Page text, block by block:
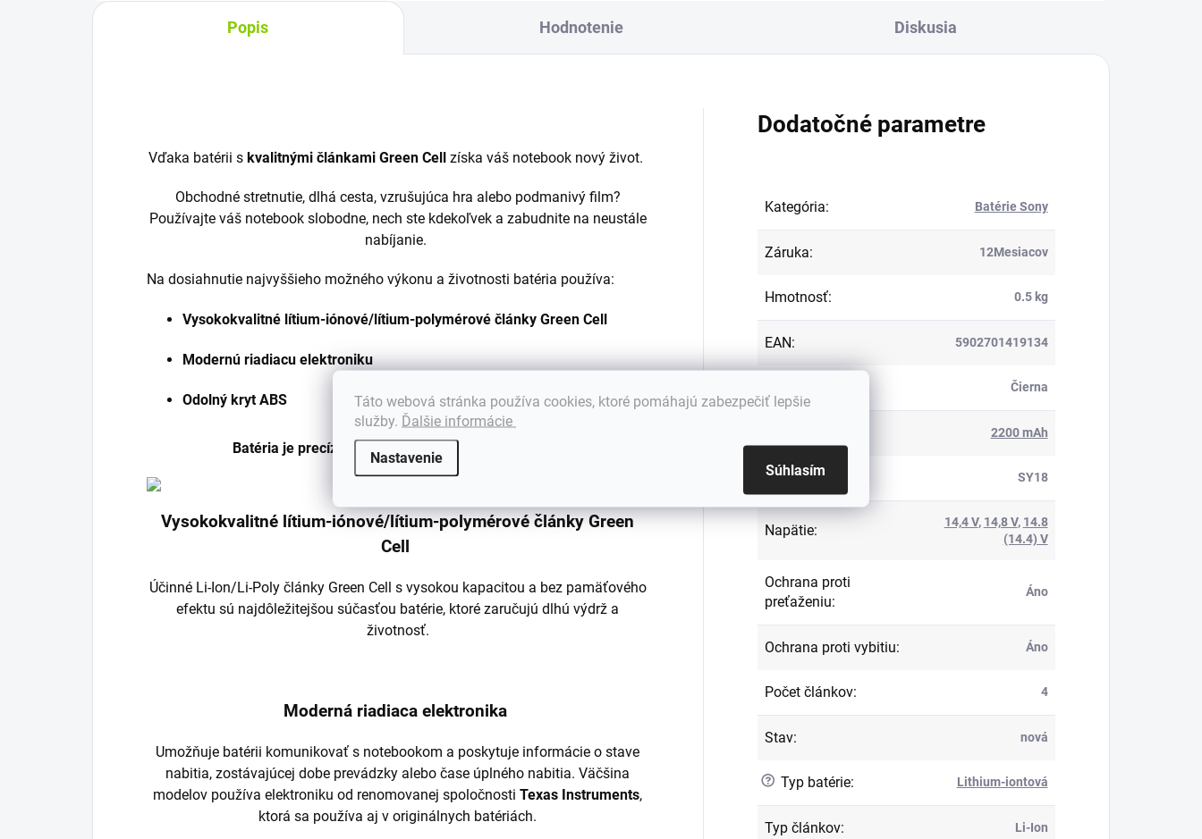
Táto webová stránka používa cookies, ktoré pomáhajú zabezpečiť lepšie
služby. Ďalšie informácie
Nastavenie
Súhlasím
Popis Hodnotenie Diskusia
Vďaka batérii skvalitnými článkami Green Cell získa váš notebook nový život.
Obchodné stretnutie, dlhá cesta, vzrušujúca hra alebo podmanivý film?
Používajte váš notebook slobodne, nech ste kdekoľvek a zabudnite na neustále
nabíjanie.
Na dosiahnutie najvyššieho možného výkonu a životnosti batéria používa:
Vysokokvalitné lítium-iónové/lítium-polymérové články Green Cell
Modernú riadiacu elektroniku
Odolný kryt ABS
Batéria je precízne vyrobená a dôkladne testovaná.
Vysokokvalitné lítium-iónové/lítium-polymérové články Green
Cell
Účinné Li-Ion/Li-Poly články Green Cell s vysokou kapacitou a bez pamäťového
efektu sú najdôležitejšou súčasťou batérie, ktoré zaručujú dlhú výdrž a
životnosť.
Moderná riadiaca elektronika
Umožňuje batérii komunikovať s notebookom a poskytuje informácie o stave
nabitia, zostávajúcej dobe prevádzky alebo čase úplného nabitia. Väčšina
modelov používa elektroniku od renomovanej spoločnostiTexas Instruments,
ktorá sa používa aj v originálnych batériách.
Dodatočné parametre
Kategória: Batérie Sony
Záruka: 12Mesiacov
Hmotnosť: 0.5 kg
EAN: 5902701419134
Čierna
2200 mAh
Kód produktu SY18
Napätie: 14,4 V, 14,8 V, 14.8
(14.4) V
Ochrana proti
preťaženiu:
Áno
Ochrana proti vybitiu: Áno
Počet článkov: 4
Stav: nová
? Typ batérie: Lithium-iontová
Typ článkov: Li-Ion